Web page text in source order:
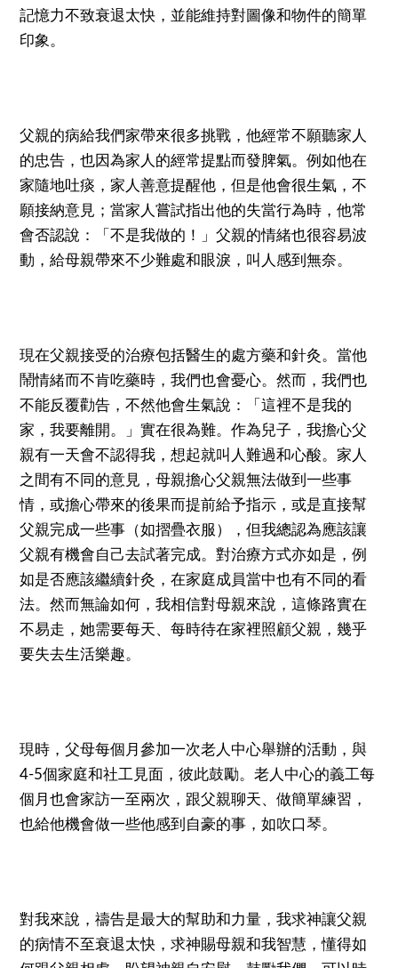
記憶力不致衰退太快，並能維持對圖像和物件的簡單
印象。
父親的病給我們家帶來很多挑戰，他經常不願聽家人
的忠告，也因為家人的經常提點而發脾氣。例如他在
家隨地吐痰，家人善意提醒他，但是他會很生氣，不
願接納意見；當家人嘗試指出他的失當行為時，他常
會否認說：「不是我做的！」父親的情緒也很容易波
動，給母親帶來不少難處和眼淚，叫人感到無奈。
現在父親接受的治療包括醫生的處方藥和針灸。當他
鬧情緒而不肯吃藥時，我們也會憂心。然而，我們也
不能反覆勸告，不然他會生氣說：「這裡不是我的
家，我要離開。」實在很為難。作為兒子，我擔心父
親有一天會不認得我，想起就叫人難過和心酸。家人
之間有不同的意見，母親擔心父親無法做到一些事
情，或擔心帶來的後果而提前給予指示，或是直接幫
父親完成一些事（如摺疊衣服），但我總認為應該讓
父親有機會自己去試著完成。對治療方式亦如是，例
如是否應該繼續針灸，在家庭成員當中也有不同的看
法。然而無論如何，我相信對母親來說，這條路實在
不易走，她需要每天、每時待在家裡照顧父親，幾乎
要失去生活樂趣。
現時，父母每個月參加一次老人中心舉辦的活動，與
4-5個家庭和社工見面，彼此鼓勵。老人中心的義工每
個月也會家訪一至兩次，跟父親聊天、做簡單練習，
也給他機會做一些他感到自豪的事，如吹口琴。
對我來說，禱告是最大的幫助和力量，我求神讓父親
的病情不至衰退太快，求神賜母親和我智慧，懂得如